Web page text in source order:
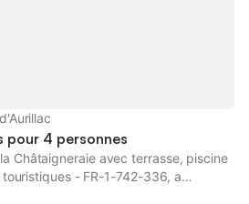
pour 4 personnes
Châtaigneraie avec terrasse, piscine
- FR-1-742-336, a
in Boisset, 29 km from Cantal